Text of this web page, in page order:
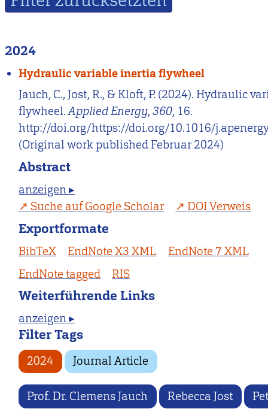
2024
Hydraulic variable inertia flywheel
Jauch, C., Jost, R., & Kloft, P. (2024). Hydraulic
flywheel.Applied Energy,360, 16.
http://doi.org/https://doi.org/10.1016/
(Original work published Februar 2024)
Abstract
anzeigen ▸
Suche auf Google Scholar
DOI Verweis
Exportformate
BibTeX EndNote X3 XML
EndNote 7 XML
EndNote tagged
RIS
Weiterführende Links
anzeigen ▸
Filter Tags
2024 Journal Article
Prof. Dr. Clemens Jauch Rebecca Jost